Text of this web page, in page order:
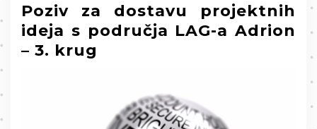
Poziv za dostavu projektnih
ideja s područja LAG-a Adrion
– 3. krug